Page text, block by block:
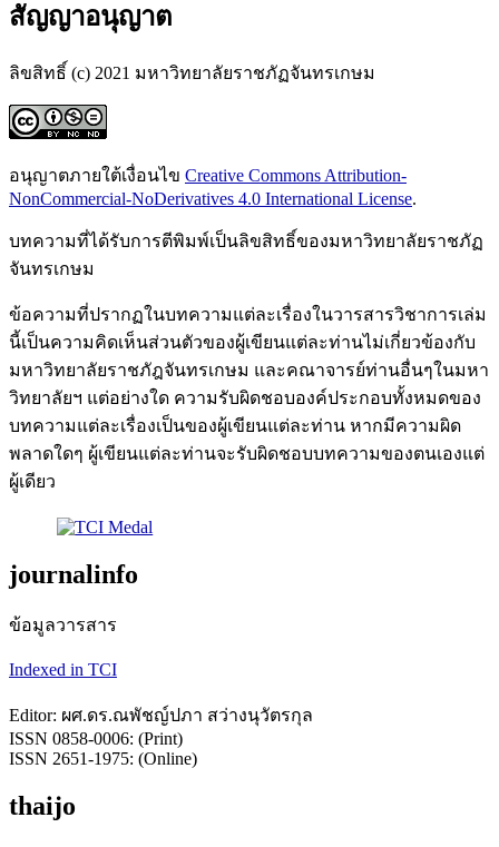
สัญญาอนุญาต
ลิขสิทธิ์ (c) 2021 มหาวิทยาลัยราชภัฏจันทรเกษม
อนุญาตภายใต้เงื่อนไข Creative Commons Attribution-
NonCommercial-NoDerivatives 4.0 International License.
บทความที่ได้รับการตีพิมพ์เป็นลิขสิทธิ์ของมหาวิทยาลัยราชภัฏ
จันทรเกษม
ข้อความที่ปรากฏในบทความแต่ละเรื่องในวารสารวิชาการเล่ม
นี้เป็นความคิดเห็นส่วนตัวของผู้เขียนแต่ละท่านไม่เกี่ยวข้องกับ
มหาวิทยาลัยราชภัฎจันทรเกษม และคณาจารย์ท่านอื่นๆในมหา
วิทยาลัยฯ แต่อย่างใด ความรับผิดชอบองค์ประกอบทั้งหมดของ
บทความแต่ละเรื่องเป็นของผู้เขียนแต่ละท่าน หากมีความผิด
พลาดใดๆ ผู้เขียนแต่ละท่านจะรับผิดชอบบทความของตนเองแต่
ผู้เดียว
journalinfo
ข้อมูลวารสาร
Indexed in TCI
Editor: ผศ.ดร.ณพัชญ์ปภา สว่างนุวัตรกุล
ISSN 0858-0006: (Print)
ISSN 2651-1975: (Online)
thaijo